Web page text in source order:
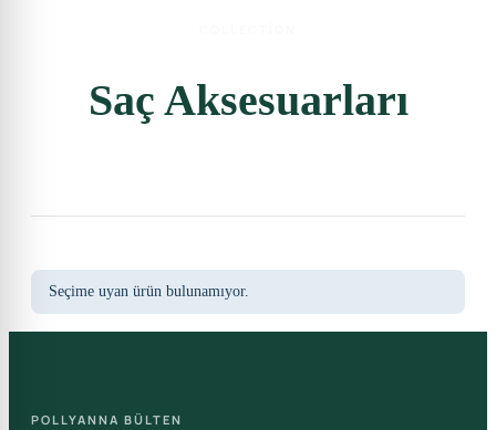
Saç Aksesuarları
Seçime uyan ürün bulunamıyor.
POLLYANNA BÜLTEN